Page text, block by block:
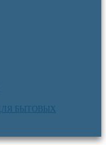
БЫТОВЫХ